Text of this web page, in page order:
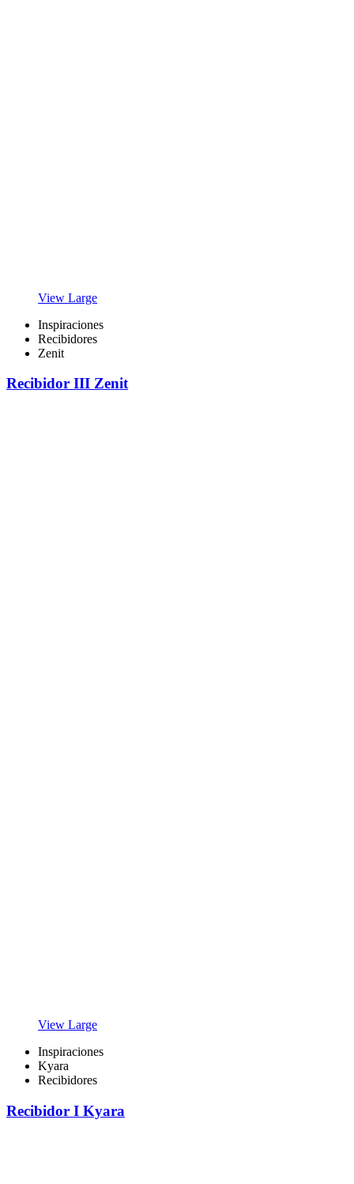
View Large
Inspiraciones
Recibidores
Zenit
Recibidor III Zenit
View Large
Inspiraciones
Kyara
Recibidores
Recibidor I Kyara